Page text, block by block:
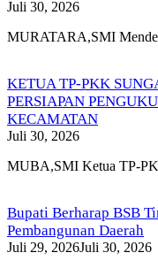
Juli 30, 2026
MURATARA,SMI
KETUA TP-PKK
PERSIAPAN
KECAMATAN
Juli 30, 2026
MUBA,SMI Ketua TP-
Bupati Berharap BSB
Pembangunan Daerah
Juli 29, 2026Juli 30, 2026